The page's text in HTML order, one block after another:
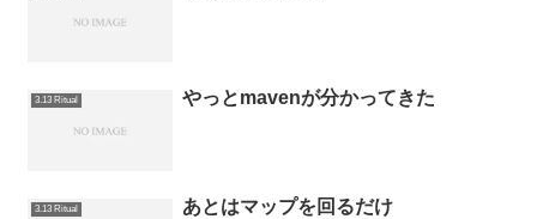
3.13 Ritual やっとmavenが分かってきた
3.13 Ritual あとはマップを回るだけ